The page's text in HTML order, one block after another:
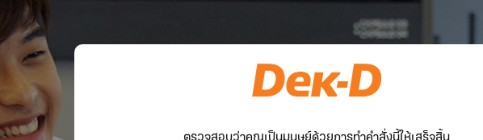
ตรวจสอบว่าคุณเป็นมนุษย์ด้วยการทำคำสั่งนี้ให้เสร็จสิ้น